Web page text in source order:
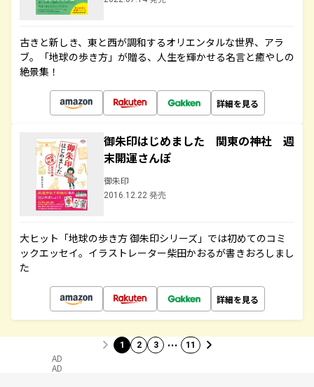
古きと新しき、東と西が調和するオリエンタルな世界、アラ
ブ。「地球の歩き方」が贈る、人生を輝かせる名言と癒やしの
絶景集！
詳細を見る
御朱印はじめました 関東の神社 週
末開運さんぽ
御朱印
2016.12.22 発売
大ヒット「地球の歩き方 御朱印シリーズ」では初めてのコミ
ックエッセイ。イラストレーター柴田かおるが書きおろしまし
た
詳細を見る
1 2 3 … 11
AD
AD